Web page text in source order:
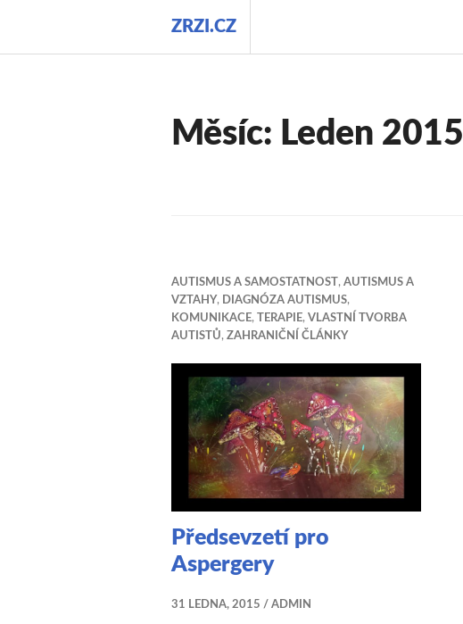
ZRZI.CZ
Měsíc: Leden 2015
AUTISMUS A SAMOSTATNOST, AUTISMUS A
VZTAHY, DIAGNÓZA AUTISMUS,
KOMUNIKACE, TERAPIE, VLASTNÍ TVORBA
AUTISTŮ, ZAHRANIČNÍ ČLÁNKY
Předsevzetí pro
Aspergery
31 LEDNA, 2015 ADMIN